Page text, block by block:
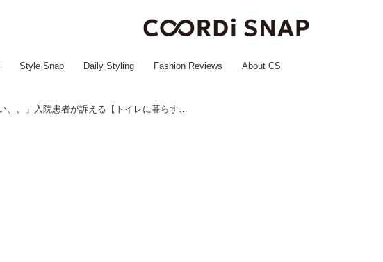
Style Snap Daily Styling Fashion Reviews About CS
「病室を変えたい、、」入院患者が訴える【トイレに暮らす女性】の正体って？